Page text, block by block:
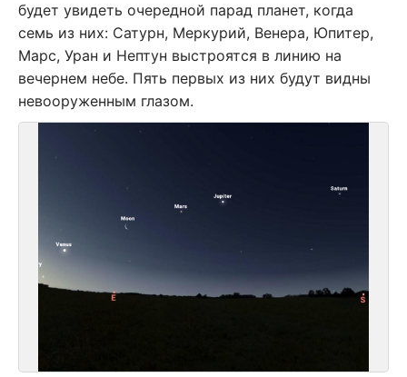
будет увидеть очередной парад планет, когда
семь из них: Сатурн, Меркурий, Венера, Юпитер,
Марс, Уран и Нептун выстроятся в линию на
вечернем небе. Пять первых из них будут видны
невооруженным глазом.